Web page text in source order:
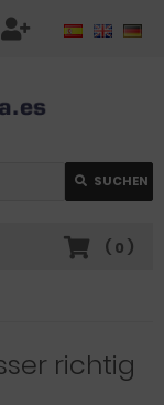
SUCHEN
( 0 )
richtig